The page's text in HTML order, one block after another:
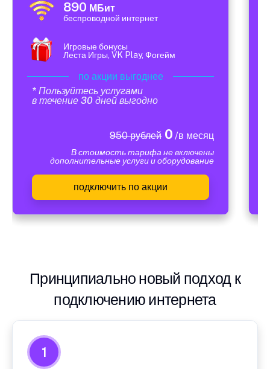
890 МБит
беспроводной интернет
Игровые бонусы
Леста Игры, VK Play, Фогейм
по акции выгоднее
* Пользуйтесь услугами
в течение 30 дней выгодно
950 рублей0 /в месяц
В стоимость тарифа не включены
дополнительные услуги и оборудование
подключить по акции
Принципиально новый подход к
подключению интернета
1